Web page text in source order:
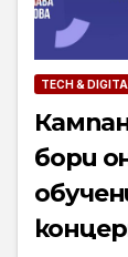
TECH &
бори